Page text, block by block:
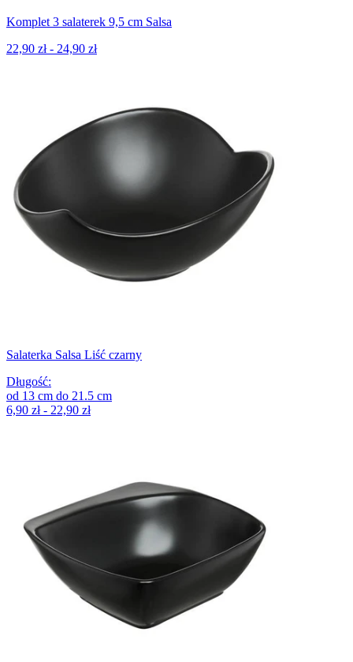
Komplet 3 salaterek 9,5 cm Salsa
22,90 zł - 24,90 zł
Salaterka Salsa Liść czarny
Długość:
od 13 cm do 21.5 cm
6,90 zł - 22,90 zł